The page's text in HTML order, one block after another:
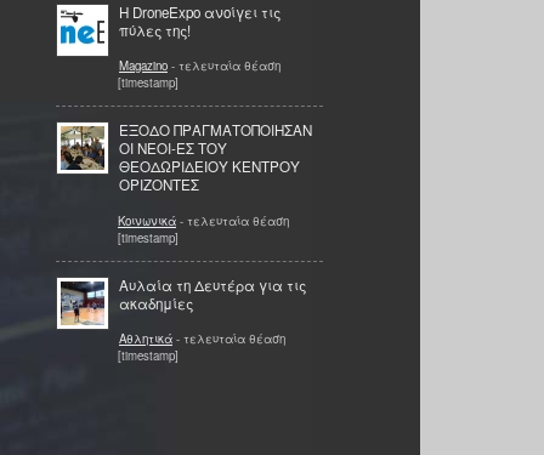
Η DroneExpo ανοίγει τις
πύλες της!
Magazino - τελευταία θέαση
[timestamp]
ΕΞΟΔΟ ΠΡΑΓΜΑΤΟΠΟΙΗΣΑΝ
ΟΙ ΝΕΟΙ-ΕΣ ΤΟΥ
ΘΕΟΔΩΡΙΔΕΙΟΥ ΚΕΝΤΡΟΥ
ΟΡΙΖΟΝΤΕΣ
Κοινωνικά - τελευταία θέαση
[timestamp]
Αυλαία τη Δευτέρα για τις
ακαδημίες
Αθλητικά - τελευταία θέαση
[timestamp]